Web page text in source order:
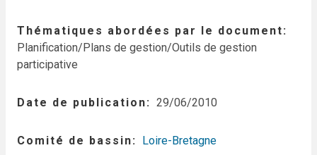
Thématiques abordées par le document
Planification/Plans de gestion/Outils de gestion
participative
Date de publication 29/06/2010
Comité de bassin Loire-Bretagne